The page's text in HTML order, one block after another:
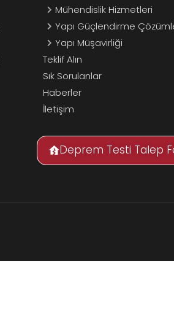
Mühendislik Hizmetleri
Yapı Güçlendirme
Yapı Müşavirliği
Teklif Alın
Sık Sorulanlar
Haberler
İletişim
Deprem Testi Talep